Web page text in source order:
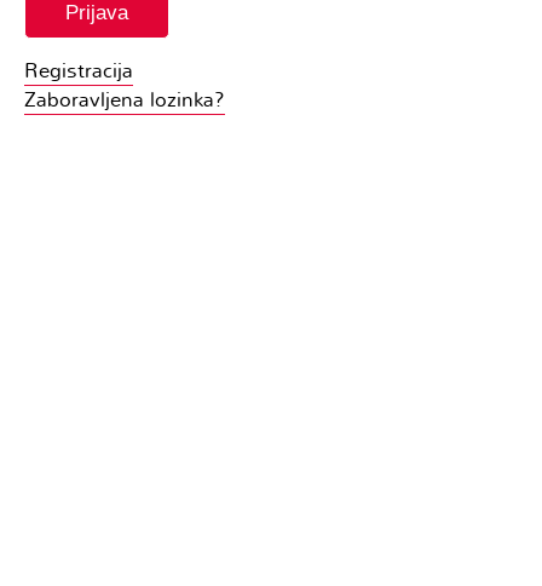
Registracija
Zaboravljena lozinka?